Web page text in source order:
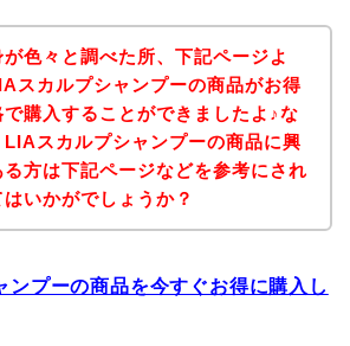
色々と調べた所、下記ページよ
スカルプシャンプーの商品がお得
で購入することができましたよ♪な
LIAスカルプシャンプーの商品に興
る方は下記ページなどを参考にされ
いかがでしょうか？
ンプーの商品を今すぐお得に購入し